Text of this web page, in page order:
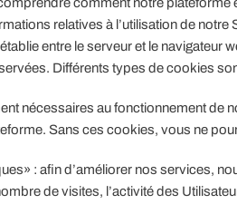
relatives à l’utilisation de
entre le serveur et le
Différents types de cookies
nécessaires au fonctionnement de
Sans ces cookies, vous ne
: afin d’améliorer nos services,
de visites, l’activité des